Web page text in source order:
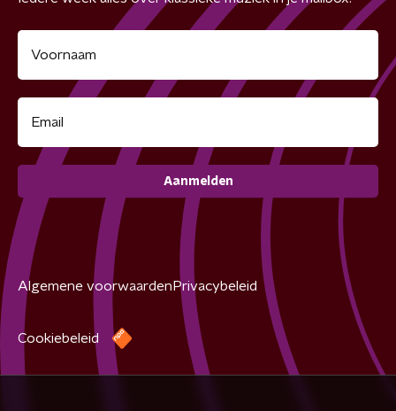
Aanmelden
Algemene voorwaarden Privacybeleid
Cookiebeleid